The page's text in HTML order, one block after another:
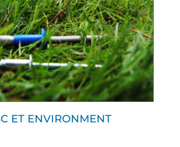
ET ENVIRONMENT